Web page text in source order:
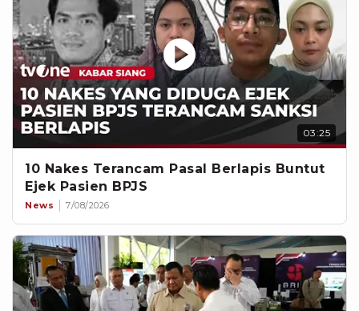
03:25
10 Nakes Terancam Pasal Berlapis Buntut
Ejek Pasien BPJS
News 7/08/2026